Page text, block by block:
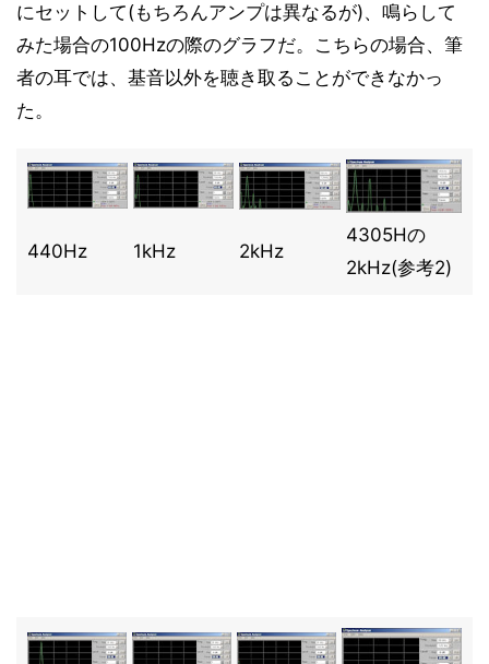
にセットして(もちろんアンプは異なるが)、鳴らして
みた場合の100Hzの際のグラフだ。こちらの場合、筆
者の耳では、基音以外を聴き取ることができなかっ
た。
440Hz 1kHz 2kHz
4305Hの
2kHz(参考2)